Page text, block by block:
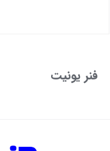
فنر یونیت